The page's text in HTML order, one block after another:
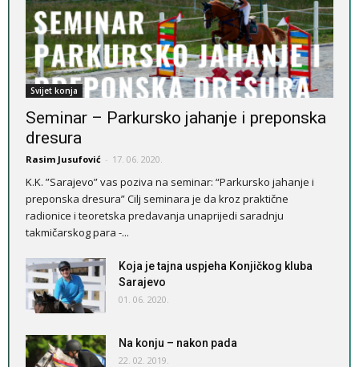
Svijet konja
Seminar – Parkursko jahanje i preponska
dresura
Rasim Jusufović - 17. 06. 2020.
K.K. ”Sarajevo” vas poziva na seminar: “Parkursko jahanje i
preponska dresura” Cilj seminara je da kroz praktične
radionice i teoretska predavanja unaprijedi saradnju
takmičarskog para -...
Koja je tajna uspjeha Konjičkog kluba
Sarajevo
01. 06. 2020.
Na konju – nakon pada
22. 02. 2019.